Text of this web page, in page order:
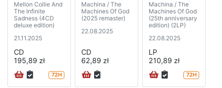
Mellon Collie And
The Infinite
Sadness (4CD
deluxe edition)
21.11.2025
CD
195,89 zł
72H
Machina / The
Machines Of God
(2025 remaster)
22.08.2025
CD
62,89 zł
Machina / The
Machines Of God
(25th anniversary
edition) (2LP)
22.08.2025
LP
210,89 zł
72H